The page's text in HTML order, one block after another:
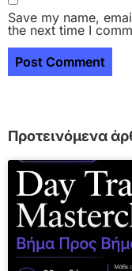
Save my name,
the next time I
Προτεινόμενα